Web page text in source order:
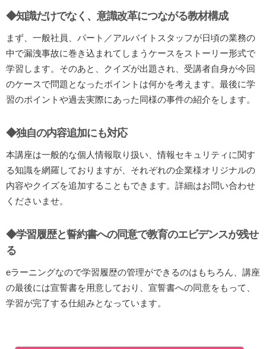
◆知識だけでなく、意識改革につながる教材構成
まず、一般社員、パート／アルバイトスタッフが日頃の業務の
中で漏洩事故に巻き込まれてしまうケースをストーリー形式で
学習します。そのあと、クイズが出題され、受講者自身が今回
のケースで問題となったポイントは何かを考えます。最後に学
習のポイントや過去実際にあった同様の事件の紹介をします。
◆独自の内容追加にも対応
本講座は一般的な個人情報取り扱い、情報セキュリティに関す
る知識を網羅しておりますが、それぞれの企業様オリジナルの
内容やクイズを追加することもできます。詳細はお問い合わせ
くださいませ。
◆学習履歴と誓約書への同意で教育のエビデンスが残せ
る
eラーニングなので学習履歴の管理ができるのはもちろん、講座
の最後には宣誓書を用意しており、宣誓書への同意をもって、
学習が完了する仕組みとなっています。